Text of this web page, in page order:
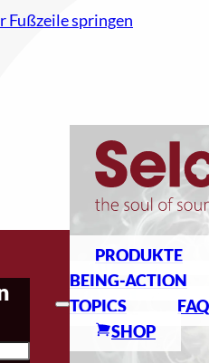
Fußzeile springen
PRODUKTE
BEING-ACTION
TOPICS
FAQ
SHOP